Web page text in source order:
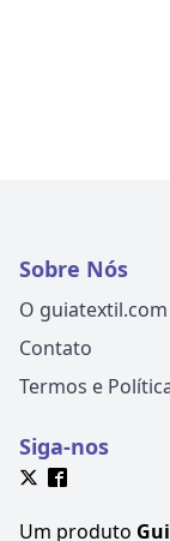
Sobre Nós
O guiatextil.com
Contato
Termos e
Siga-nos
Um produto